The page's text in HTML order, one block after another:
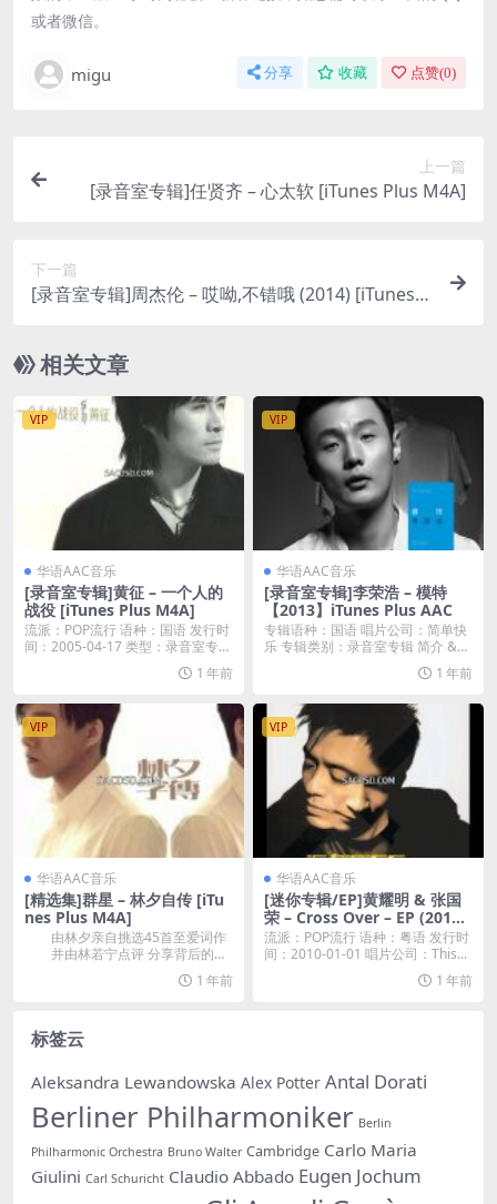
或者微信。
migu 分享 收藏 点赞(0)
上一篇
[录音室专辑]任贤齐 – 心太软 [iTunes Plus M4A]
下一篇
[录音室专辑]周杰伦 – 哎呦,不错哦 (2014) [iTunes P
相关文章
VIP
华语AAC音乐
[录音室专辑]黄征 – 一个人的
战役 [iTunes Plus M4A]
流派：POP流行 语种：国语 发行时
间：2005-04-17 类型：录音室专辑
1 年前
VIP
华语AAC音乐
[录音室专辑]李荣浩 – 模特
【2013】iTunes Plus AAC
专辑语种：国语 唱片公司：简单快
乐 专辑类别：录音室专辑 简介 &n
1 年前
VIP
华语AAC音乐
[精选集]群星 – 林夕自传 [iTu
nes Plus M4A]
由林夕亲自挑选45首至爱词作
并由林若宁点评 分享背后的故
1 年前
VIP
华语AAC音乐
[迷你专辑/EP]黄耀明 & 张国
荣 – Cross Over – EP (2010)
[iTunes Plus M4A]
流派：POP流行 语种：粤语 发行时
间：2010-01-01 唱片公司：This...
1 年前
标签云
Aleksandra Lewandowska Alex Potter Antal Dorati
Berliner Philharmoniker Berlin
Philharmonic Orchestra Bruno Walter Cambridge Carlo Maria
Giulini Carl Schuricht Claudio Abbado Eugen Jochum